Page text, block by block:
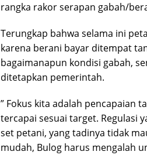
rangka rakor serapan gabah/
Terungkap bahwa selama ini
karena berani bayar ditempat
bagaimanapun kondisi gabah,
ditetapkan pemerintah.
” Fokus kita adalah pencapaian
tercapai sesuai target. Regulasi
set petani, yang tadinya tidak
mudah, Bulog harus mengalah